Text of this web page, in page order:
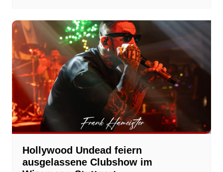
Hollywood Undead feiern
ausgelassene Clubshow im